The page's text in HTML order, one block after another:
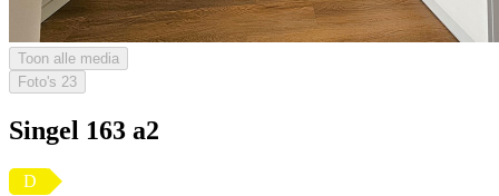
Toon alle media
Foto's 23
Singel 163 a2
D